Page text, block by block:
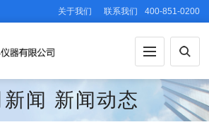
关于我们 联系我们 400-851-0200
闻 新闻动态